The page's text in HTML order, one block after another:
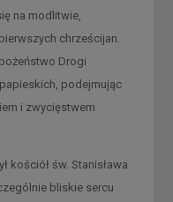
na modlitwie,
chrześcijan.
Drogi
podejmując
i zwycięstwem
kościół św. Stanisława
bliskie sercu